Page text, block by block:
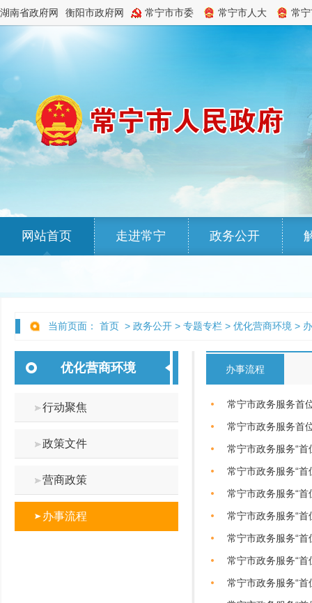
湖南省政府网 衡阳市政府网 常宁市市委 常宁市人大 常
网站首页 走进常宁 政务公开
当前页面： 首页 > 政务公开 > 专题专栏 > 优化营商环境 >
优化营商环境
行动聚焦
政策文件
营商政策
办事流程
办事流程
常宁市政务服务首
常宁市政务服务首
常宁市政务服务“
常宁市政务服务“
常宁市政务服务“
常宁市政务服务“
常宁市政务服务“
常宁市政务服务“
常宁市政务服务“